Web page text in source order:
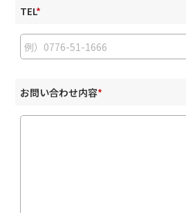
TEL*
お問い合わせ内容*